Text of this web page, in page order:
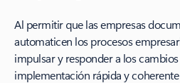
Al permitir que las empresas
automaticen los procesos
impulsar y responder a los cambios
implementación rápida y